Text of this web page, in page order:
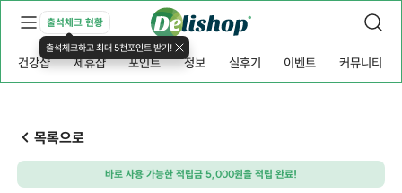
출석체크 현황
출석체크하고 최대 5천포인트 받기!
건강샵 제휴샵 포인트 정보 실후기 이벤트 커뮤니티
목록으로
바로 사용 가능한 적립금 5,000원을 적립 완료!